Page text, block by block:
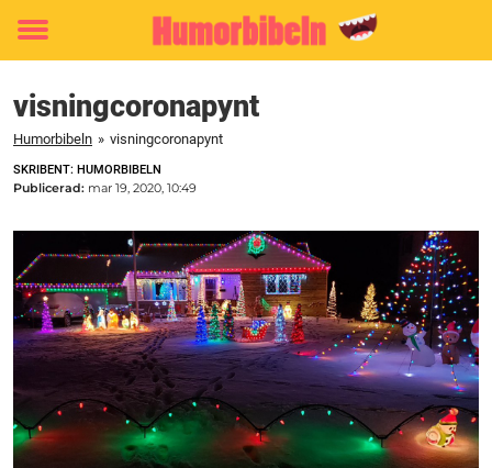
Toggle
visningcoronapynt
Humorbibeln » visningcoronapynt
SKRIBENT: HUMORBIBELN
Publicerad: mar 19, 2020, 10:49